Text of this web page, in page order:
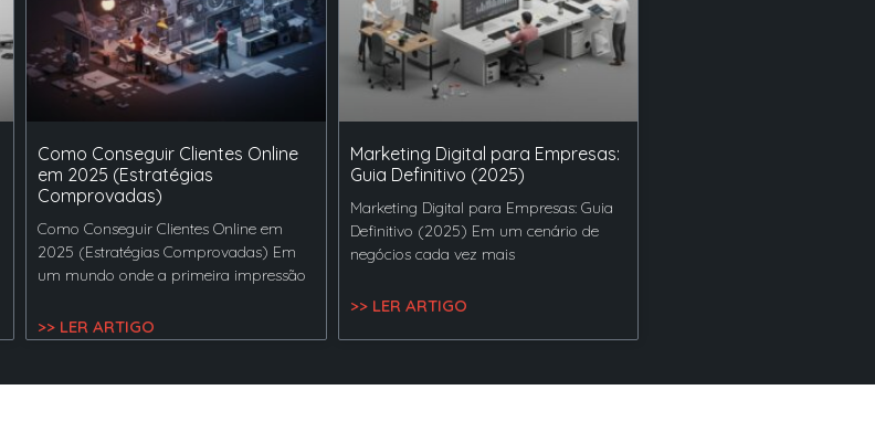
Como Conseguir Clientes Online
em 2025 (Estratégias
Comprovadas)
Como Conseguir Clientes Online em
2025 (Estratégias Comprovadas) Em
um mundo onde a primeira impressão
>> LER ARTIGO
Marketing Digital para Empresas:
Guia Definitivo (2025)
Marketing Digital para Empresas: Guia
Definitivo (2025) Em um cenário de
negócios cada vez mais
>> LER ARTIGO